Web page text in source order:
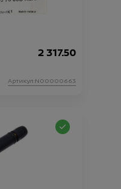
2 317.50
Артикул:N00000663